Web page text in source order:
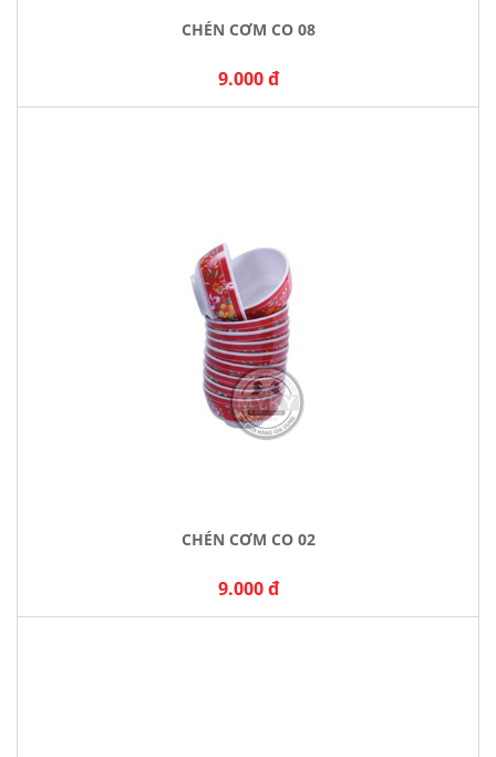
CHÉN CƠM CO 08
9.000 đ
CHÉN CƠM CO 02
9.000 đ